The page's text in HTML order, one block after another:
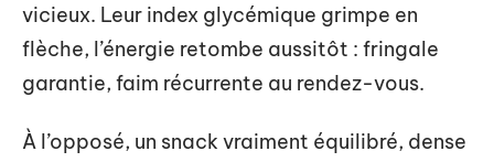
vicieux. Leur index glycémique grimpe en
flèche, l’énergie retombe aussitôt : fringale
garantie, faim récurrente au rendez-vous.
À l’opposé, un snack vraiment équilibré, dense